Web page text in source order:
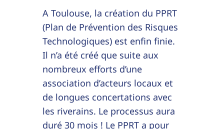
A Toulouse, la création du PPRT
(Plan de Prévention des Risques
Technologiques) est enfin finie.
Il n’a été créé que suite aux
nombreux efforts d’une
association d’acteurs locaux et
de longues concertations avec
les riverains. Le processus aura
duré 30 mois ! Le PPRT a pour